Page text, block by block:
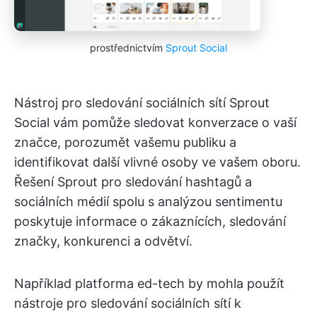
prostřednictvím Sprout Social
Nástroj pro sledování sociálních sítí Sprout
Social vám pomůže sledovat konverzace o vaší
značce, porozumět vašemu publiku a
identifikovat další vlivné osoby ve vašem oboru.
Řešení Sprout pro sledování hashtagů a
sociálních médií spolu s analýzou sentimentu
poskytuje informace o zákaznících, sledování
značky, konkurenci a odvětví.
Například platforma ed-tech by mohla použít
nástroje pro sledování sociálních sítí k